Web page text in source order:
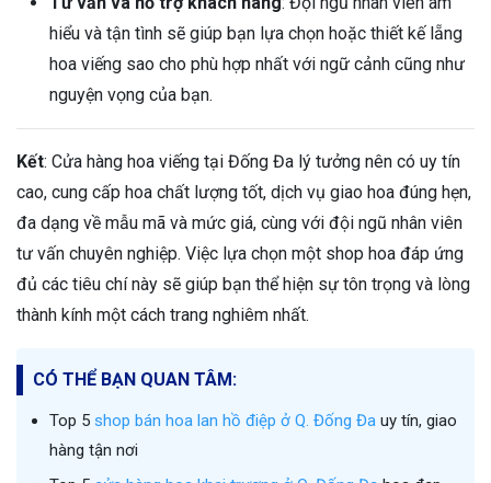
cấp nhiều lựa chọn về kiểu dáng và giá cả để phù hợp
với mọi yêu cầu và điều kiện tài chính của khách hàng.
Tư vấn và hỗ trợ khách hàng
hoa viếng sao cho phù hợp nhất với ngữ cảnh cũng như
nguyện vọng của bạn.
Kết: Cửa hàng hoa viếng tại Đống Đa lý tưởng nên có uy tín
cao, cung cấp hoa chất lượng tốt, dịch vụ giao hoa đúng hẹn,
đa dạng về mẫu mã và mức giá, cùng với đội ngũ nhân viên
đủ các tiêu chí này sẽ giúp bạn thể hiện sự tôn trọng và lòng